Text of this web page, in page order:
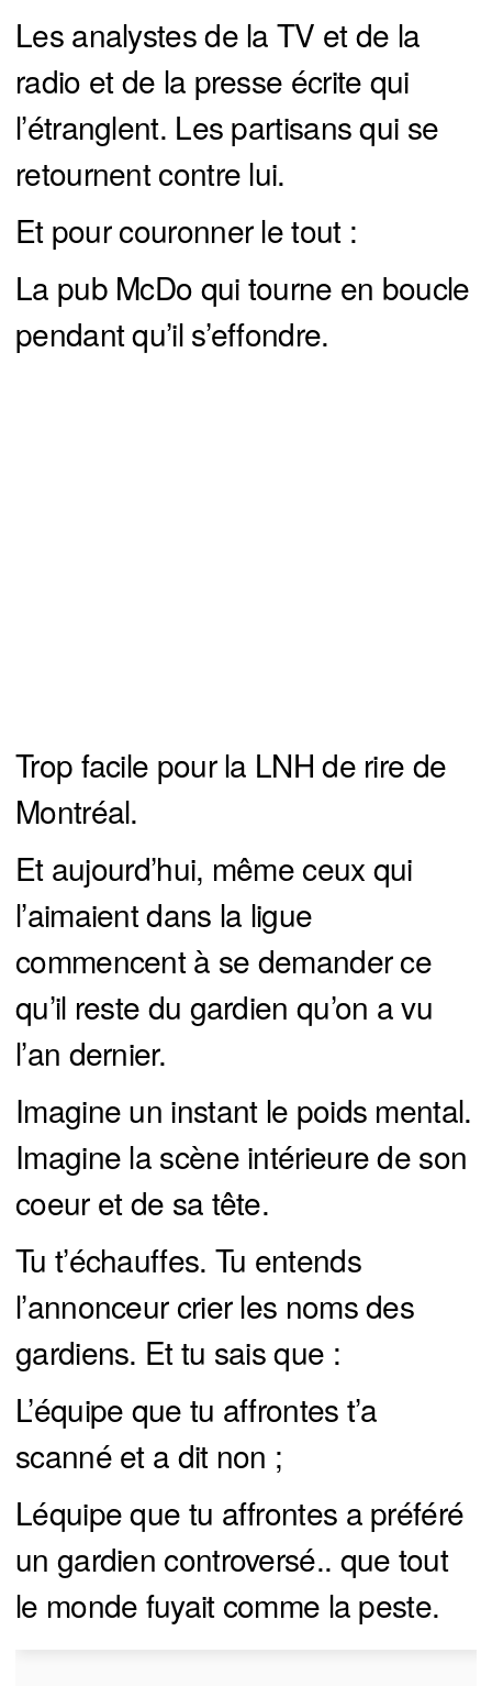
Les analystes de la TV et de la
radio et de la presse écrite qui
l’étranglent. Les partisans qui se
retournent contre lui.
Et pour couronner le tout :
La pub McDo qui tourne en boucle
pendant qu’il s’effondre.
Trop facile pour la LNH de rire de
Montréal.
Et aujourd’hui, même ceux qui
l’aimaient dans la ligue
commencent à se demander ce
qu’il reste du gardien qu’on a vu
l’an dernier.
Imagine un instant le poids mental.
Imagine la scène intérieure de son
coeur et de sa tête.
Tu t’échauffes. Tu entends
l’annonceur crier les noms des
gardiens. Et tu sais que :
L’équipe que tu affrontes t’a
scanné et a dit non ;
Léquipe que tu affrontes a préféré
un gardien controversé.. que tout
le monde fuyait comme la peste.